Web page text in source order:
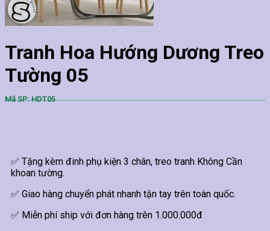
Tranh Hoa Hướng Dương Treo
Tường 05
Mã SP: HDT05
✅ Tặng kèm đinh phụ kiện 3 chân, treo tranh Không Cần
khoan tường.
✅ Giao hàng chuyển phát nhanh tận tay trên toàn quốc.
✅ Miễn phí ship với đơn hàng trên 1.000.000đ